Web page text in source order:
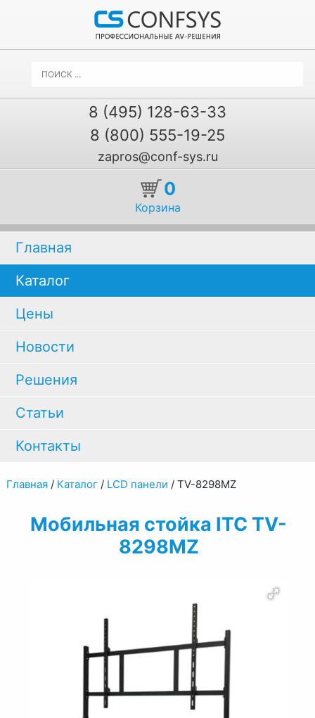
8 (495) 128-63-33
8 (800) 555-19-25
zapros@conf-sys.ru
0
Корзина
Главная
Каталог
Цены
Новости
Решения
Статьи
Контакты
Главная/ Каталог/ LCD панели / TV-8298MZ
Мобильная стойка ITC TV-
8298MZ